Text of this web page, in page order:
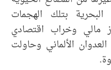
البحرية بتلك الهجمات
مالي وخراب اقتصادي
الألماني وحاولت